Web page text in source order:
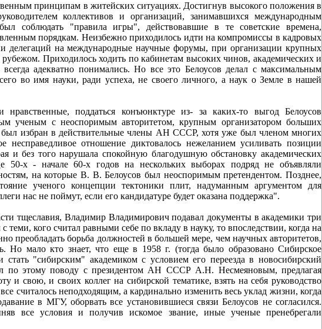
принципам в житейских ситуациях. Достигнув высокого положения в
коллективов и организаций, занимавшихся международным
соблюдать "правила игры", действовавшие в те советские времена,
порядкам. Неизбежно приходилось идти на компромиссы в кадровых
делегаций на международные научные форумы, при организации крупных
Приходилось ходить по кабинетам высоких чинов, академических и
адекватно понимались. Но все это Белоусов делал с максимальным
во имя науки, ради успеха, не своего личного, а наук о Земле в нашей
поддаться конъюнктуре из- за каких-то выгод Белоусов
ученым с неоспоримым авторитетом, крупным организатором больших
избран в действительные члены АН СССР, хотя уже был членом многих
несправедливое отношение диктовалось нежеланием усиливать позиции
и без того нарушала спокойную благодушную обстановку академических
50-х - начале 60-х годов на нескольких выборах подряд не объявляли
на которые В. В. Белоусов был неоспоримым претендентом. Позднее,
ученого концепции тектоники плит, надуманным аргументом для
нас не поймут, если его кандидатуре будет оказана поддержка".
тщеславия, Владимир Владимирович подавал документы в академики три
теми, кого считал равными себе по вкладу в науку, то впоследствии, когда на
преобладать борьба должностей в большей мере, чем научных авторитетов,
Но мало кто знает, что еще в 1958 г. (тогда было образовано Сибирское
"сибирским" академиком с условием его переезда в новосибирский
по этому поводу с президентом АН СССР А.Н. Несмеяновым, предлагая
и свою, и своих коллег на сибирской тематике, взять на себя руководство
считалось неподходящим, а кардинально изменить весь уклад жизни, когда
в МГУ, оборвать все установившиеся связи Белоусов не согласился.
все условия и получив искомое звание, иные ученые пренебрегали